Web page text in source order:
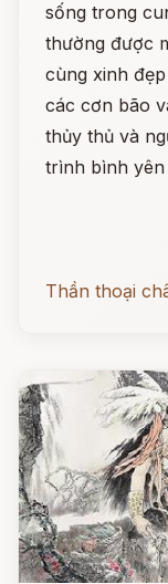
sống trong
thường được
cùng xinh
các cơn bão
thủy thủ và
trình bình yên
Thần thoại